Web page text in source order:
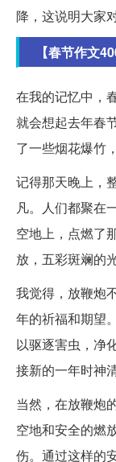
降，这说明大家
【春节作文
在我的记忆中，
就会想起去年春
了一些烟花爆竹
记得那天晚上，
凡。人们都聚在
空地上，点燃了
放，五彩斑斓的
我觉得，放鞭炮
年的祈福和期望
以驱逐害虫，净
接新的一年时神
当然，在放鞭炮
空地和安全的燃
伤。通过这样的